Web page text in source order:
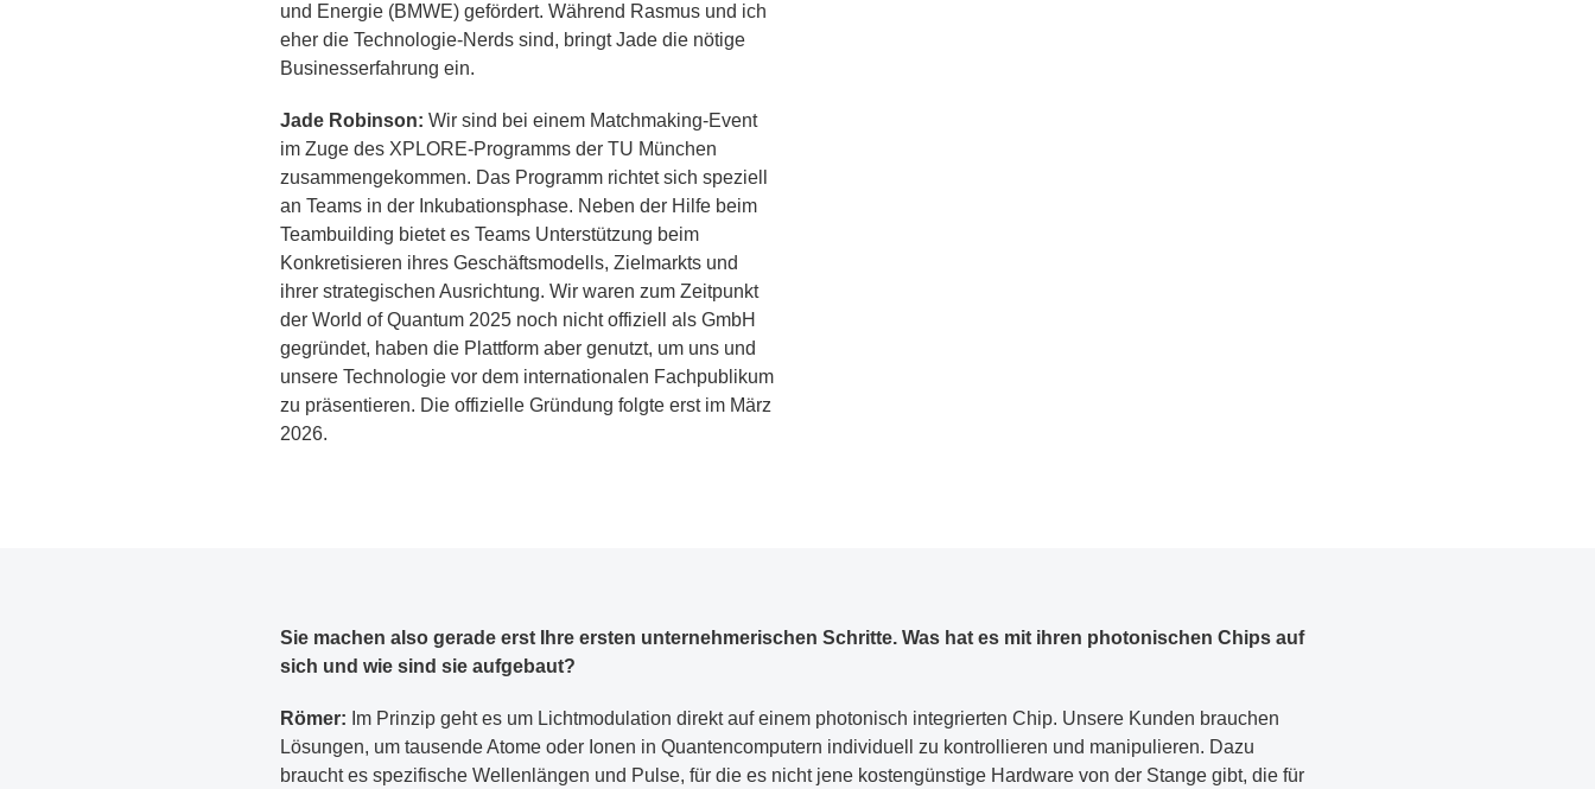
und Energie (BMWE) gefördert. Während Rasmus und ich
eher die Technologie-Nerds sind, bringt Jade die nötige
Businesserfahrung ein.
Jade Robinson: Wir sind bei einem Matchmaking-Event
im Zuge des XPLORE-Programms der TU München
zusammengekommen. Das Programm richtet sich speziell
an Teams in der Inkubationsphase. Neben der Hilfe beim
Teambuilding bietet es Teams Unterstützung beim
Konkretisieren ihres Geschäftsmodells, Zielmarkts und
ihrer strategischen Ausrichtung. Wir waren zum Zeitpunkt
der World of Quantum 2025 noch nicht offiziell als GmbH
gegründet, haben die Plattform aber genutzt, um uns und
unsere Technologie vor dem internationalen Fachpublikum
zu präsentieren. Die offizielle Gründung folgte erst im März
2026.
Sie machen also gerade erst Ihre ersten unternehmerischen Schritte. Was hat es mit ihren photonischen Chips auf
sich und wie sind sie aufgebaut?
Römer: Im Prinzip geht es um Lichtmodulation direkt auf einem photonisch integrierten Chip. Unsere Kunden brauchen
Lösungen, um tausende Atome oder Ionen in Quantencomputern individuell zu kontrollieren und manipulieren. Dazu
braucht es spezifische Wellenlängen und Pulse, für die es nicht jene kostengünstige Hardware von der Stange gibt, die für